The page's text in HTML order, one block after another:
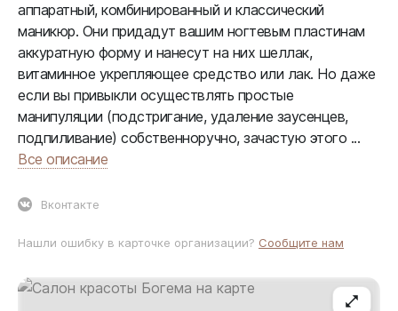
аппаратный, комбинированный и классический
маникюр. Они придадут вашим ногтевым пластинам
аккуратную форму и нанесут на них шеллак,
витаминное укрепляющее средство или лак. Но даже
если вы привыкли осуществлять простые
манипуляции (подстригание, удаление заусенцев,
подпиливание) собственноручно, зачастую этого ...
Все описание
Вконтакте
Нашли ошибку в карточке организации? Сообщите нам